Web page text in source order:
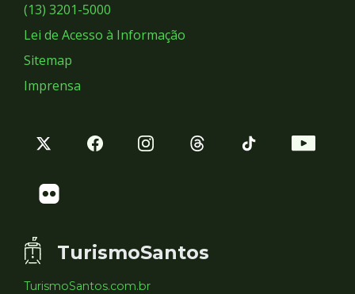
(13) 3201-5000
Lei de Acesso à Informação
Sitemap
Imprensa
TurismoSantos
TurismoSantos.com.br